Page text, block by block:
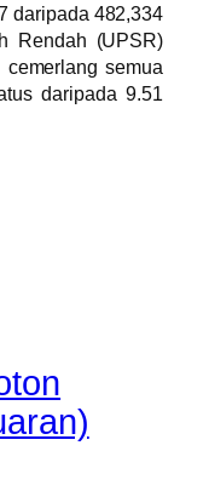
daripada 482,334
Rendah (UPSR)
semua
daripada 9.51